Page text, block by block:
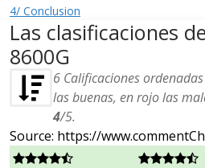
4/ Conclusion
Las clasificaciones
8600G
6 Calificaciones
las buenas, en rojo las
4/5.
Source: https://